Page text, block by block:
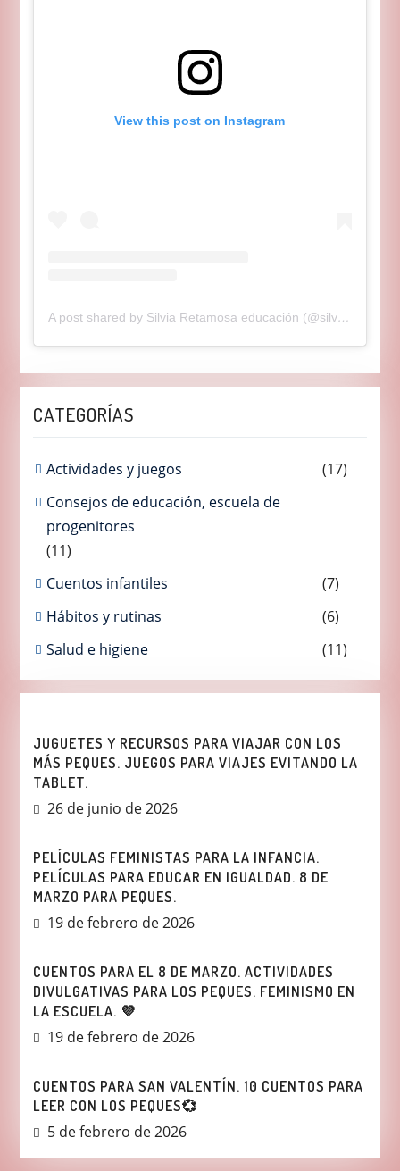
View this post on Instagram
A post shared by Silvia Retamosa educación (@silviaretamosaeducainfantil)
CATEGORÍAS
Actividades y juegos
(17)
Consejos de educación, escuela de
progenitores
(11)
Cuentos infantiles
(7)
Hábitos y rutinas
(6)
Salud e higiene
(11)
JUGUETES Y RECURSOS PARA VIAJAR CON LOS
MÁS PEQUES. JUEGOS PARA VIAJES EVITANDO LA
TABLET.
26 de junio de 2026
PELÍCULAS FEMINISTAS PARA LA INFANCIA.
PELÍCULAS PARA EDUCAR EN IGUALDAD. 8 DE
MARZO PARA PEQUES.
19 de febrero de 2026
CUENTOS PARA EL 8 DE MARZO. ACTIVIDADES
DIVULGATIVAS PARA LOS PEQUES. FEMINISMO EN
LA ESCUELA. 💜
19 de febrero de 2026
CUENTOS PARA SAN VALENTÍN. 10 CUENTOS PARA
LEER CON LOS PEQUES💞
5 de febrero de 2026